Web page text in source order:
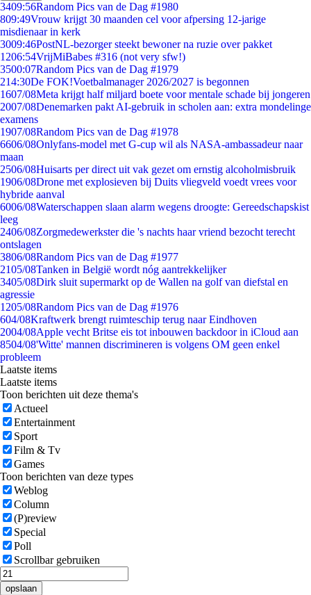
3409:56Random Pics van de Dag #1980
809:49Vrouw krijgt 30 maanden cel voor afpersing 12-jarige
misdienaar in kerk
3009:46PostNL-bezorger steekt bewoner na ruzie over pakket
1206:54VrijMiBabes #316 (not very sfw!)
3500:07Random Pics van de Dag #1979
214:30De FOK!Voetbalmanager 2026/2027 is begonnen
1607/08Meta krijgt half miljard boete voor mentale schade bij jongeren
2007/08Denemarken pakt AI-gebruik in scholen aan: extra mondelinge
examens
1907/08Random Pics van de Dag #1978
6606/08Onlyfans-model met G-cup wil als NASA-ambassadeur naar
maan
2506/08Huisarts per direct uit vak gezet om ernstig alcoholmisbruik
1906/08Drone met explosieven bij Duits vliegveld voedt vrees voor
hybride aanval
6006/08Waterschappen slaan alarm wegens droogte: Gereedschapskist
leeg
2406/08Zorgmedewerkster die 's nachts haar vriend bezocht terecht
ontslagen
3806/08Random Pics van de Dag #1977
2105/08Tanken in België wordt nóg aantrekkelijker
3405/08Dirk sluit supermarkt op de Wallen na golf van diefstal en
agressie
1205/08Random Pics van de Dag #1976
604/08Kraftwerk brengt ruimteschip terug naar Eindhoven
2004/08Apple vecht Britse eis tot inbouwen backdoor in iCloud aan
8504/08'Witte' mannen discrimineren is volgens OM geen enkel
probleem
Laatste items
Laatste items
Toon berichten uit deze thema's
Actueel
Entertainment
Sport
Film & Tv
Games
Toon berichten van deze types
Weblog
Column
(P)review
Special
Poll
Scrollbar gebruiken
opslaan